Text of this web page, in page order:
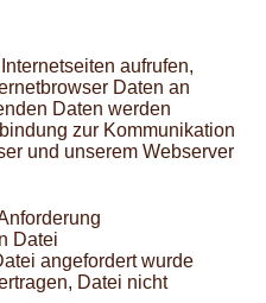
aufrufen,
Daten an
Daten werden
zur Kommunikation
und unserem Webserver
Datei
angefordert wurde
Datei nicht